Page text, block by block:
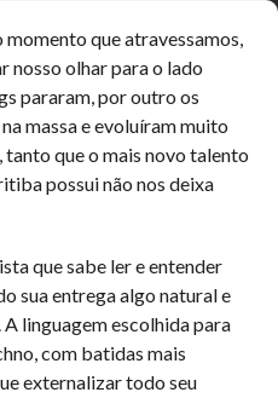
momento que atravessamos,
nosso olhar para o lado
pararam, por outro os
massa e evoluíram muito
que o mais novo talento
possui não nos deixa
que sabe ler e entender
sua entrega algo natural e
linguagem escolhida para
com batidas mais
externalizar todo seu